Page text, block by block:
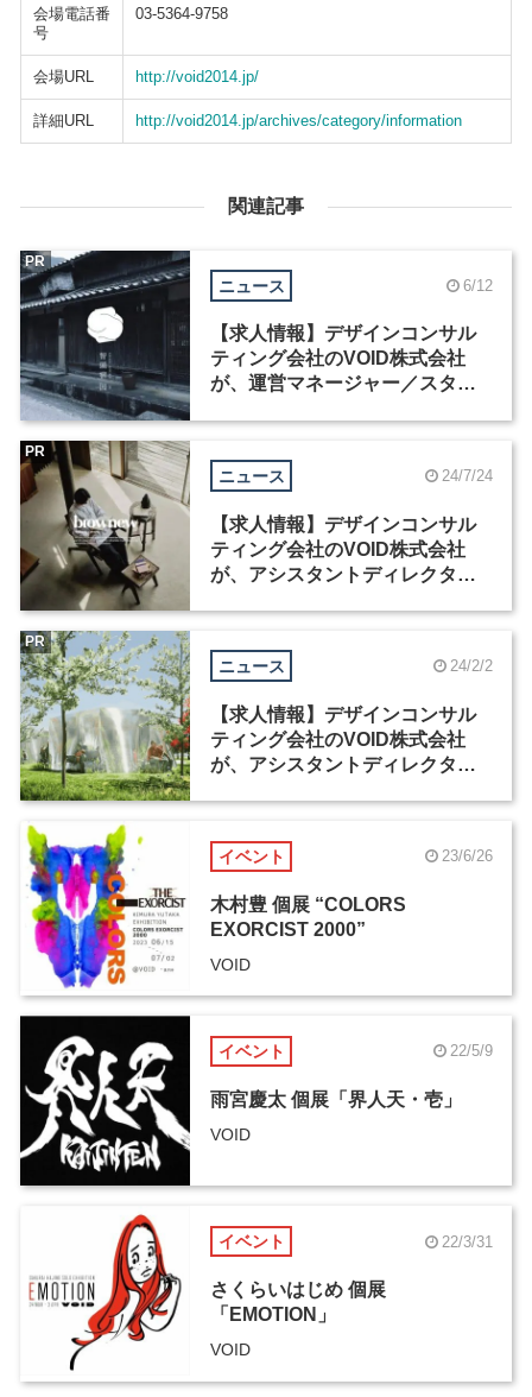
会場電話番
号
03-5364-9758
会場URL http://void2014.jp/
詳細URL http://void2014.jp/archives/category/information
関連記事
ニュース 6/12
【求人情報】デザインコンサル
ティング会社のVOID株式会社
が、運営マネージャー／スタッ
PR
ニュース 24/7/24
【求人情報】デザインコンサル
ティング会社のVOID株式会社
が、アシスタントディレクター
PR
ニュース 24/2/2
【求人情報】デザインコンサル
ティング会社のVOID株式会社
が、アシスタントディレクター
PR
イベント 23/6/26
木村豊 個展 “COLORS
EXORCIST 2000”
VOID
イベント 22/5/9
雨宮慶太 個展「界人天・壱」
VOID
イベント 22/3/31
さくらいはじめ 個展
「EMOTION」
VOID